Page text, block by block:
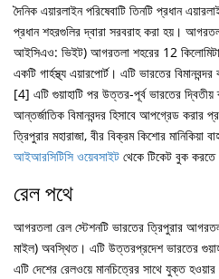
দৈনিক এয়ারলাইন পরিষেবাটি তিনটি প্রধান
প্রধান শহরগুলির দ্বারা সরবরাহ করা হয়।
আইসিএও: ভিইট) আগরতলা শহরের 12
একটি গার্হস্থ্য এয়ারপোর্ট। এটি ভারতের
[4] এটি গুয়াহাটি পর উত্তর-পূর্ব ভারতের দ্বিতীয়
আন্তর্জাতিক বিমানবন্দর হিসাবে আপগ্রেড করার
ত্রিপুরার মহারাজা, বীর বিক্রম কিশোর মানিকিয়া
আইআরসিটিসি ওয়েবসাইটথেকে টিকেট বুক করতে
রেল পথে
আগরতলা রেল স্টেশনটি ভারতের ত্রিপুরার
মাইল) অবস্থিত। এটি উত্তরপ্রদেশ ভারতের
এটি দেশের রেলওয়ে মানচিত্রের সাথে যুক্ত